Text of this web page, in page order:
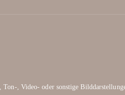
, Video- oder sonstige